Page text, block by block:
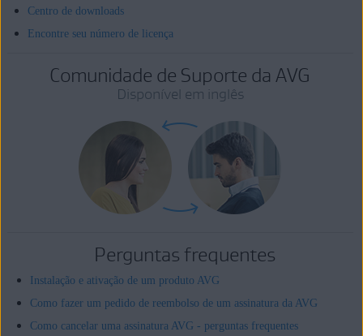
Centro de downloads
Encontre seu número de licença
Comunidade de Suporte da AVG
Disponível em inglês
Perguntas frequentes
Instalação e ativação de um produto AVG
Como fazer um pedido de reembolso de um assinatura da AVG
Como cancelar uma assinatura AVG - perguntas frequentes